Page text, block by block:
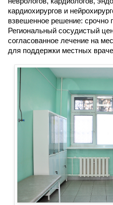
кардиохирургов и
взвешенное решение: срочно
Региональный сосудистый
согласованное лечение на
для поддержки местных